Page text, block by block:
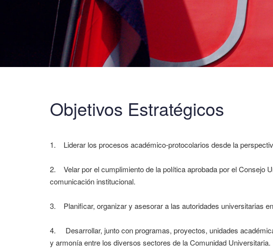
Objetivos Estratégicos
1. Liderar los procesos académico-protocolarios desde la
2. Velar por el cumplimiento de la política aprobada por el Consejo
comunicación institucional.
3. Planificar, organizar y asesorar a las autoridades universitarias
4. Desarrollar, junto con programas, proyectos, unidades
y armonía entre los diversos sectores de la Comunidad Universitaria.